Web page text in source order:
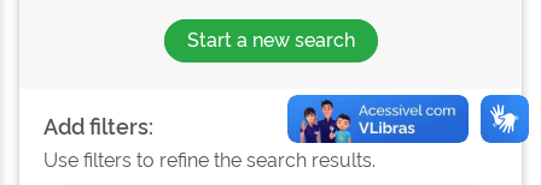
Start a new search
Add filters:
Use filters to refine the search results.